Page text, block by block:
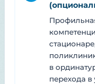
в
перехода в